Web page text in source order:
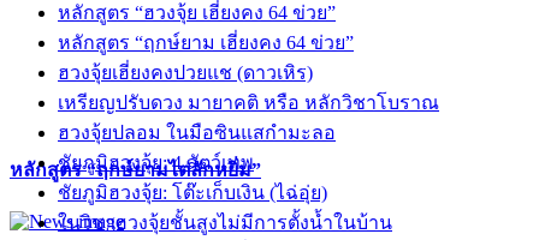
หลักสูตร “ฤกษ์ยามไต่ลักหยิ่ม”
หลักสูตร “ฮวงจุ้ย เฮี่ยงคง 64 ข่วย”
หลักสูตร “ฤกษ์ยาม เฮี่ยงคง 64 ข่วย”
ฮวงจุ้ยเฮี่ยงคงปวยแช (ดาวเหิร)
เหรียญปรับดวง มายาคติ หรือ หลักวิชาโบราณ
ฮวงจุ้ยปลอม ในมือซินแสกำมะลอ
ชัยภูมิฮวงจุ้ย: 4 สัตว์เทพ
ชัยภูมิฮวงจุ้ย: โต๊ะเก็บเงิน (ไฉ่อุ่ย)
ในวิชาฮวงจุ้ยชั้นสูงไม่มีการตั้งน้ำในบ้าน